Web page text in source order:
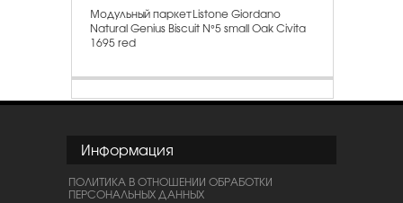
Модульный паркет Listone Giordano
Natural Genius Biscuit N°5 small Oak Civita
1695 red
Информация
ПОЛИТИКА В ОТНОШЕНИИ ОБРАБОТКИ
ПЕРСОНАЛЬНЫХ ДАННЫХ